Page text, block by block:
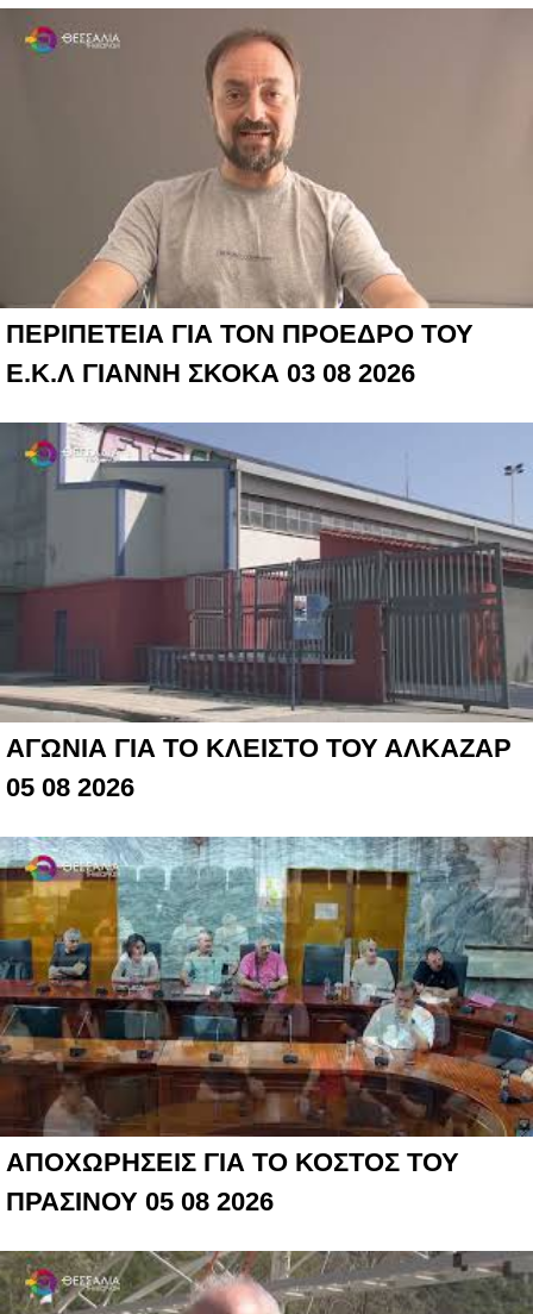
ΠΕΡΙΠΕΤΕΙΑ ΓΙΑ ΤΟΝ ΠΡΟΕΔΡΟ ΤΟΥ
Ε.Κ.Λ ΓΙΑΝΝΗ ΣΚΟΚΑ 03 08 2026
ΑΓΩΝΙΑ ΓΙΑ ΤΟ ΚΛΕΙΣΤΟ ΤΟΥ ΑΛΚΑΖΑΡ
05 08 2026
ΑΠΟΧΩΡΗΣΕΙΣ ΓΙΑ ΤΟ ΚΟΣΤΟΣ ΤΟΥ
ΠΡΑΣΙΝΟΥ 05 08 2026